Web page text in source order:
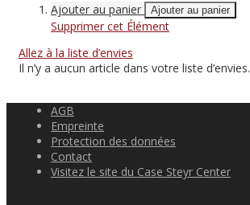
Ajouter au panier
Ajouter au panier
Supprimer cet Élément
Allez à la liste d’envies
Il n’y a aucun article dans votre liste d’envies.
AGB
Empreinte
Protection des données
Contact
Visitez le site du Case Steyr Center